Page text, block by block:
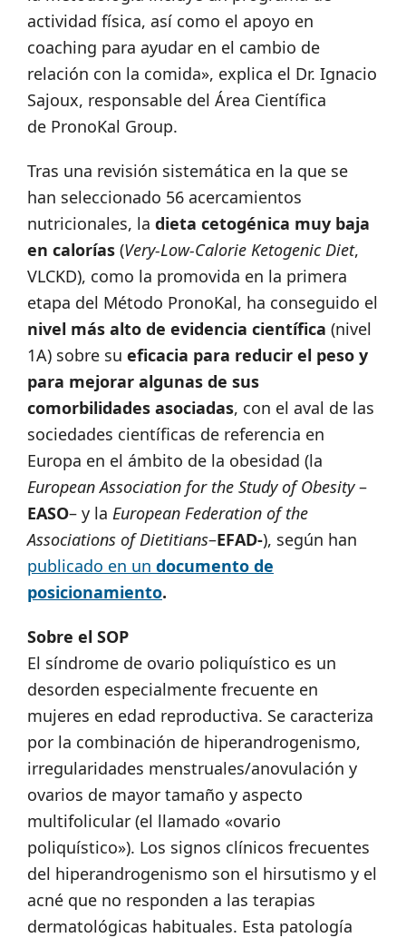
actividad física, así como el apoyo en
coaching para ayudar en el cambio de
relación con la comida», explica el Dr. Ignacio
Sajoux, responsable del Área Científica
de PronoKal Group.
Tras una revisión sistemática en la que se
han seleccionado 56 acercamientos
nutricionales, la dieta cetogénica muy baja
en calorías (Very-Low-Calorie Ketogenic Diet,
VLCKD), como la promovida en la primera
etapa del Método PronoKal, ha conseguido el
nivel más alto de evidencia científica (nivel
1A) sobre su eficacia para reducir el peso y
para mejorar algunas de sus
comorbilidades asociadas, con el aval de las
sociedades científicas de referencia en
Europa en el ámbito de la obesidad (la
European Association for the Study of Obesity–
EASO– y la European Federation of the
Associations of Dietitians–EFAD-), según han
publicado en un documento de
posicionamiento.
Sobre el SOP
El síndrome de ovario poliquístico es un
desorden especialmente frecuente en
mujeres en edad reproductiva. Se caracteriza
por la combinación de hiperandrogenismo,
irregularidades menstruales/anovulación y
ovarios de mayor tamaño y aspecto
multifolicular (el llamado «ovario
poliquístico»). Los signos clínicos frecuentes
del hiperandrogenismo son el hirsutismo y el
acné que no responden a las terapias
dermatológicas habituales. Esta patología